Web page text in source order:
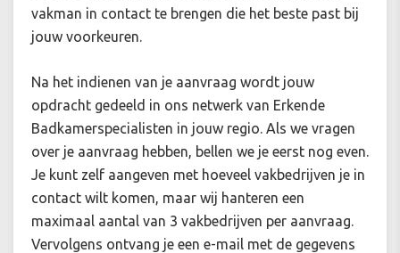
vakman in contact te brengen die het beste past bij
jouw voorkeuren.
Na het indienen van je aanvraag wordt jouw
opdracht gedeeld in ons netwerk van Erkende
Badkamerspecialisten in jouw regio. Als we vragen
over je aanvraag hebben, bellen we je eerst nog even.
Je kunt zelf aangeven met hoeveel vakbedrijven je in
contact wilt komen, maar wij hanteren een
maximaal aantal van 3 vakbedrijven per aanvraag.
Vervolgens ontvang je een e-mail met de gegevens